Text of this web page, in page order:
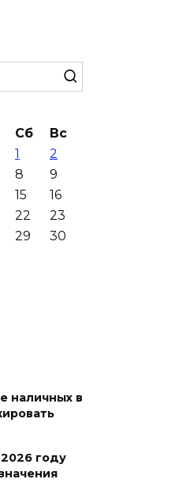
Сб
Вс
1
2
8
9
15
16
22
23
29
30
наличных в
году